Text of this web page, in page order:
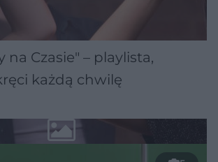
na Czasie" – playlista,
każdą chwilę